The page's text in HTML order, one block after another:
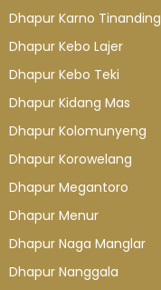
Dhapur Karno Tinanding
Dhapur Kebo Lajer
Dhapur Kebo Teki
Dhapur Kidang Mas
Dhapur Kolomunyeng
Dhapur Korowelang
Dhapur Megantoro
Dhapur Menur
Dhapur Naga Manglar
Dhapur Nanggala